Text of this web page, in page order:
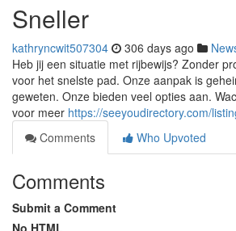
Sneller
kathryncwit507304 306 days ago
Heb jij een situatie met rijbewijs? Zonder
voor het snelste pad. Onze aanpak is
geweten. Onze bieden veel opties aan.
voor meer https://seeyoudirectory.com/
Comments
Who Upvoted
Comments
Submit a Comment
No HTML